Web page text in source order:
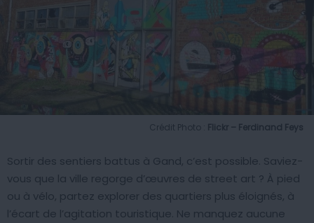
Crédit Photo : Flickr – Ferdinand Feys
Sortir des sentiers battus à Gand, c’est possible. Saviez-
vous que la ville regorge d’œuvres de street art ? À pied
ou à vélo, partez explorer des quartiers plus éloignés, à
l’écart de l’agitation touristique. Ne manquez aucune